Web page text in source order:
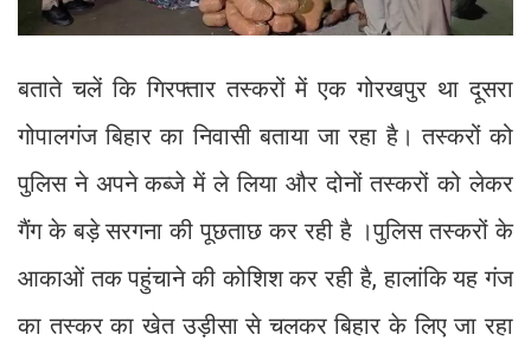
बताते चलें कि गिरफ्तार तस्करों में एक गोरखपुर था दूसरा
गोपालगंज बिहार का निवासी बताया जा रहा है। तस्करों को
पुलिस ने अपने कब्जे में ले लिया और दोनों तस्करों को लेकर
गैंग के बड़े सरगना की पूछताछ कर रही है ।पुलिस तस्करों के
आकाओं तक पहुंचाने की कोशिश कर रही है, हालांकि यह गंज
का तस्कर का खेत उड़ीसा से चलकर बिहार के लिए जा रहा